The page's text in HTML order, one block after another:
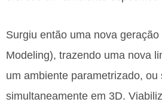
Surgiu então uma nova
Modeling), trazendo uma nova
um ambiente parametrizado,
simultaneamente em 3D.